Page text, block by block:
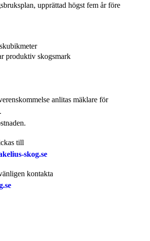
upprättad högst fem år före
produktiv skogsmark
anlitas mäklare för
till
skog.se
kontakta